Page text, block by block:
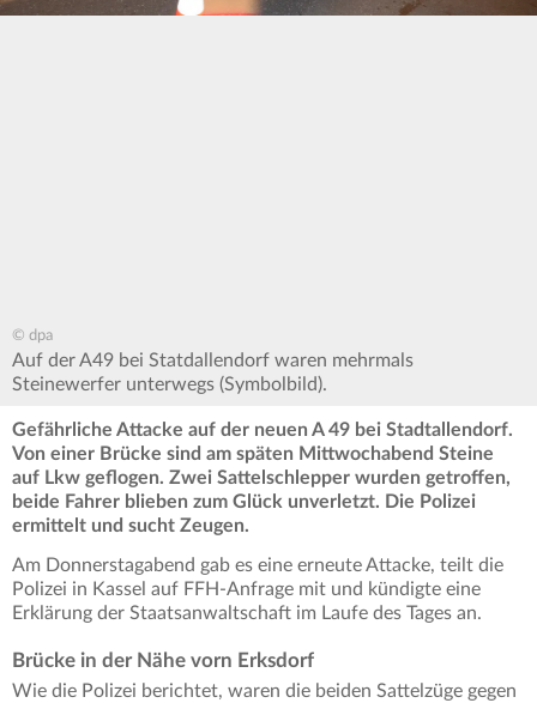
© dpa
Auf der A49 bei Statdallendorf waren mehrmals
Steinewerfer unterwegs (Symbolbild).
Gefährliche Attacke auf der neuen A 49 bei Stadtallendorf.
Von einer Brücke sind am späten Mittwochabend Steine
auf Lkw geflogen. Zwei Sattelschlepper wurden getroffen,
beide Fahrer blieben zum Glück unverletzt. Die Polizei
ermittelt und sucht Zeugen.
Am Donnerstagabend gab es eine erneute Attacke, teilt die
Polizei in Kassel auf FFH-Anfrage mit und kündigte eine
Erklärung der Staatsanwaltschaft im Laufe des Tages an.
Brücke in der Nähe vorn Erksdorf
Wie die Polizei berichtet, waren die beiden Sattelzüge gegen